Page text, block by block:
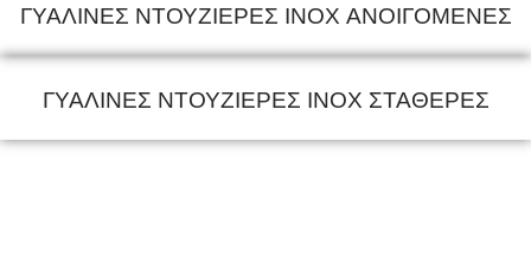
ΓΥΑΛΙΝΕΣ ΝΤΟΥΖΙΕΡΕΣ INOX ΑΝΟΙΓΟΜΕΝΕΣ
ΓΥΑΛΙΝΕΣ ΝΤΟΥΖΙΕΡΕΣ INOX ΣΤΑΘΕΡΕΣ